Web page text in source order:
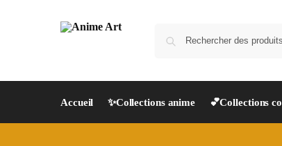
Accueil ✨Collections anime 💕Collections